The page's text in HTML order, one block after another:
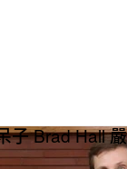
子 Brad Hall